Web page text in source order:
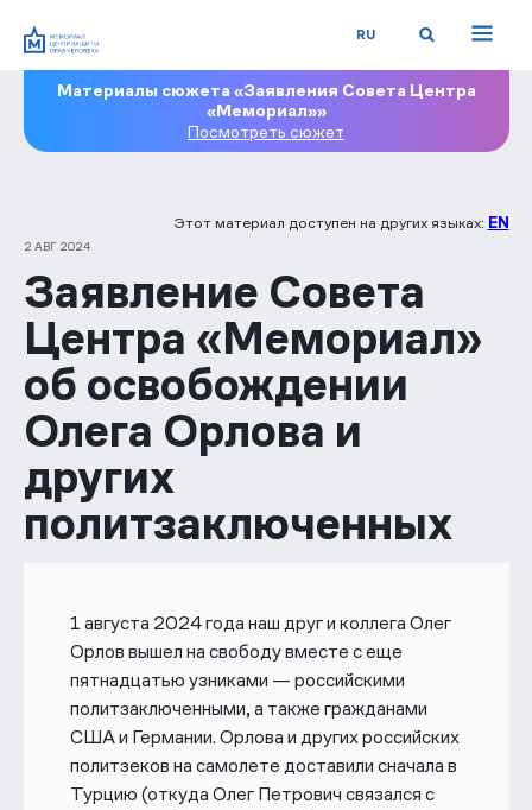
RU
Материалы сюжета «Заявления Совета Центра
«Мемориал»»
Посмотреть сюжет
Этот материал доступен на других языках: EN
2 АВГ 2024
Заявление Совета
Центра «Мемориал»
об освобождении
Олега Орлова и
других
политзаключенных
1 августа 2024 года наш друг и коллега Олег
Орлов вышел на свободу вместе с еще
пятнадцатью узниками — российскими
политзаключенными, а также гражданами
США и Германии. Орлова и других российских
политзеков на самолете доставили сначала в
Турцию (откуда Олег Петрович связался с